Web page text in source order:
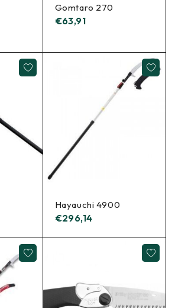
Gomtaro 270
€63,91
Hayauchi 4900
€296,14